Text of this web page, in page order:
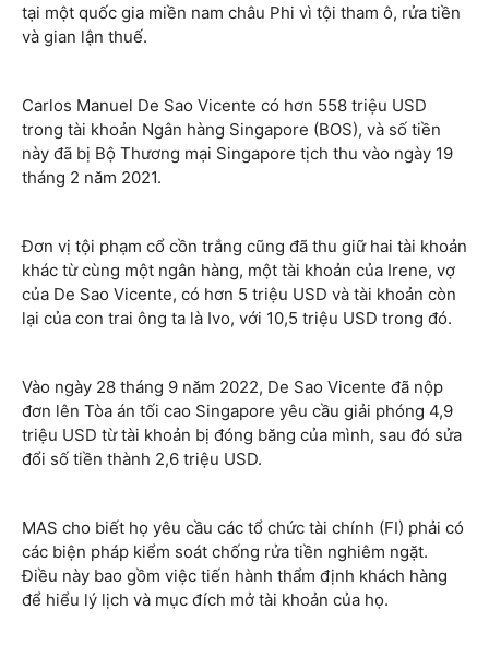
tại một quốc gia miền nam châu Phi vì tội tham ô, rửa tiền
và gian lận thuế.
Carlos Manuel De Sao Vicente có hơn 558 triệu USD
trong tài khoản Ngân hàng Singapore (BOS), và số tiền
này đã bị Bộ Thương mại Singapore tịch thu vào ngày 19
tháng 2 năm 2021.
Đơn vị tội phạm cổ cồn trắng cũng đã thu giữ hai tài khoản
khác từ cùng một ngân hàng, một tài khoản của Irene, vợ
của De Sao Vicente, có hơn 5 triệu USD và tài khoản còn
lại của con trai ông ta là Ivo, với 10,5 triệu USD trong đó.
Vào ngày 28 tháng 9 năm 2022, De Sao Vicente đã nộp
đơn lên Tòa án tối cao Singapore yêu cầu giải phóng 4,9
triệu USD từ tài khoản bị đóng băng của mình, sau đó sửa
đổi số tiền thành 2,6 triệu USD.
MAS cho biết họ yêu cầu các tổ chức tài chính (FI) phải có
các biện pháp kiểm soát chống rửa tiền nghiêm ngặt.
Điều này bao gồm việc tiến hành thẩm định khách hàng
để hiểu lý lịch và mục đích mở tài khoản của họ.